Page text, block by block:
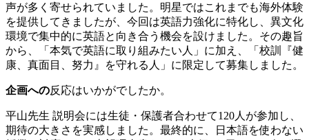
声が多く寄せられていました。明星ではこれまでも海外体験
を提供してきましたが、今回は英語力強化に特化し、異文化
環境で集中的に英語と向き合う機会を設けました。その趣旨
から、「本気で英語に取り組みたい人」に加え、「校訓『健
康、真面目、努力』を守れる人」に限定して募集しました。
企画への反応はいかがでしたか。
平山先生 説明会には生徒・保護者合わせて120人が参加し、
期待の大きさを実感しました。最終的に、日本語を使わない